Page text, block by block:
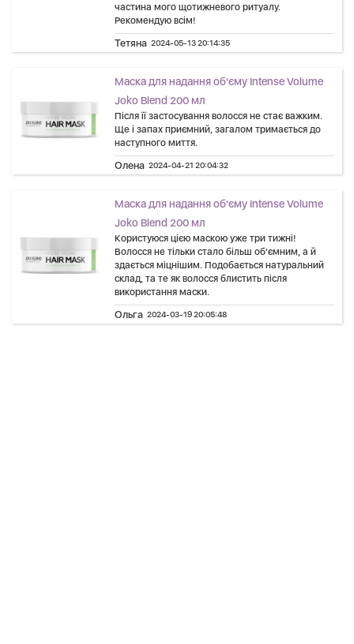
частина мого щотижневого ритуалу.
Рекомендую всім!
Тетяна 2024-05-13 20:14:35
Маска для надання об'єму Intense Volume
Joko Blend 200 мл
Після її застосування волосся не стає важким.
Ще і запах приємний, загалом тримається до
наступного миття.
Олена 2024-04-21 20:04:32
Маска для надання об'єму Intense Volume
Joko Blend 200 мл
Користуюся цією маскою уже три тижні!
Волосся не тільки стало більш об'ємним, а й
здається міцнішим. Подобається натуральний
склад, та те як волосся блистить після
використання маски.
Ольга 2024-03-19 20:05:48